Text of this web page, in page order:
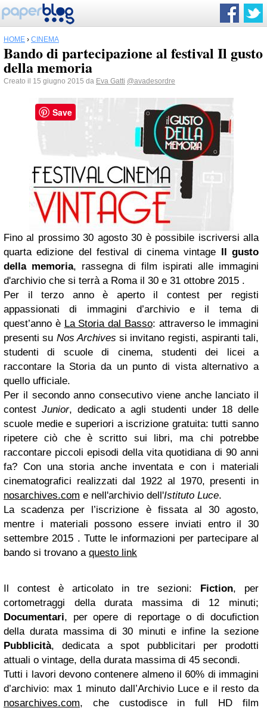
HOME › CINEMA
Bando di partecipazione al festival Il gusto
della memoria
Creato il 15 giugno 2015 da Eva Gatti @avadesordre
Fino al prossimo 30 agosto 30 è possibile iscriversi alla
quarta edizione del festival di cinema vintage Il gusto
della memoria, rassegna di film ispirati alle immagini
d'archivio che si terrà a Roma il 30 e 31 ottobre 2015 .
Per il terzo anno è aperto il contest per registi
appassionati di immagini d’archivio e il tema di
quest’anno è La Storia dal Basso: attraverso le immagini
presenti su Nos Archives si invitano registi, aspiranti tali,
studenti di scuole di cinema, studenti dei licei a
raccontare la Storia da un punto di vista alternativo a
quello ufficiale.
Per il secondo anno consecutivo viene anche lanciato il
contest Junior, dedicato a agli studenti under 18 delle
scuole medie e superiori a iscrizione gratuita: tutti sanno
ripetere ciò che è scritto sui libri, ma chi potrebbe
raccontare piccoli episodi della vita quotidiana di 90 anni
fa? Con una storia anche inventata e con i materiali
cinematografici realizzati dal 1922 al 1970, presenti in
nosarchives.com e nell'archivio dell'Istituto Luce.
La scadenza per l’iscrizione è fissata al 30 agosto,
mentre i materiali possono essere inviati entro il 30
settembre 2015 . Tutte le informazioni per partecipare al
bando si trovano a questo link
Il contest è articolato in tre sezioni: Fiction, per
cortometraggi della durata massima di 12 minuti;
Documentari, per opere di reportage o di docufiction
della durata massima di 30 minuti e infine la sezione
Pubblicità, dedicata a spot pubblicitari per prodotti
attuali o vintage, della durata massima di 45 secondi.
Tutti i lavori devono contenere almeno il 60% di immagini
d’archivio: max 1 minuto dall’Archivio Luce e il resto da
nosarchives.com, che custodisce in full HD film
Save